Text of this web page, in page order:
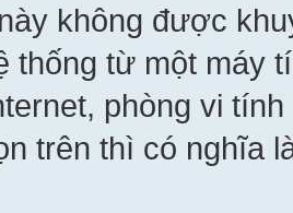
không được
thống từ một máy
phòng vi
trên thì có nghĩa